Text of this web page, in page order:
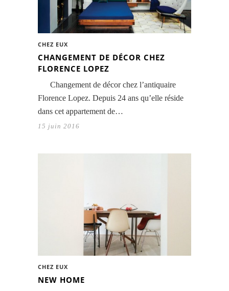
CHEZ EUX
CHANGEMENT DE DÉCOR CHEZ
FLORENCE LOPEZ
Changement de décor chez l’antiquaire
Florence Lopez. Depuis 24 ans qu’elle réside
dans cet appartement de…
15 juin 2016
CHEZ EUX
NEW HOME